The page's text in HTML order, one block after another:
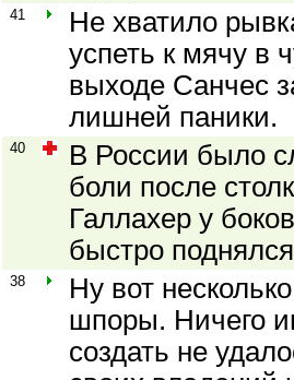
41
Не хватило
успеть к мячу в
выходе Санчес
лишней паники.
40
В России было
боли после
Галлахер у
быстро
38
Ну вот
шпоры. Ничего
создать не